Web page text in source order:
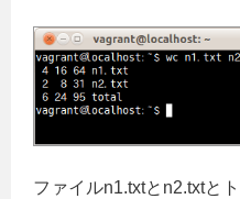
ファイルn1.txtとn2.txtと